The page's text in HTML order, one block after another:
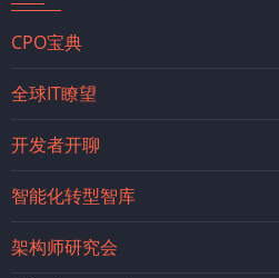
CPO宝典
全球IT瞭望
开发者开聊
智能化转型智库
架构师研究会